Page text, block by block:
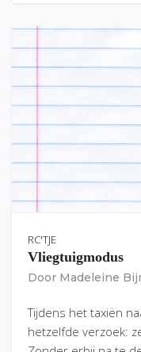
RC'TJE
Vliegtuigmodus
Door Madeleine
Tijdens het taxiën
hetzelfde verzoek: